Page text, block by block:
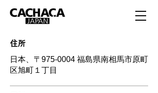
住所
日本、〒975-0004 福島県南相馬市原町
区旭町１丁目